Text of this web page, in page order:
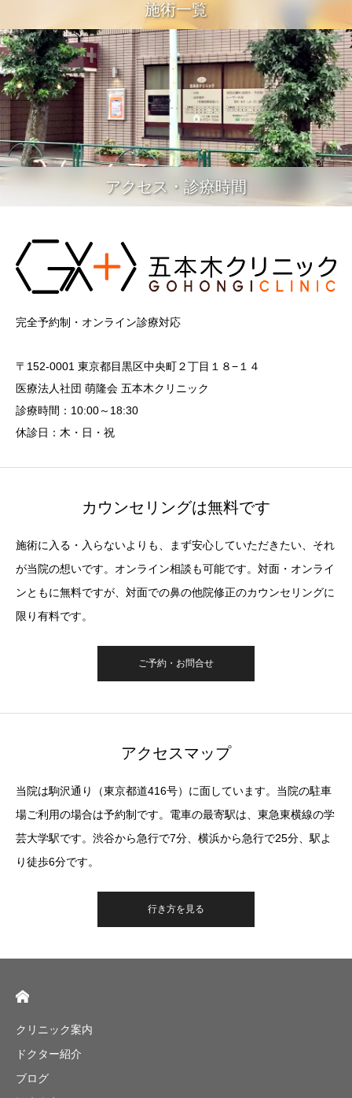
施術一覧
アクセス・診療時間
完全予約制・オンライン診療対応
〒152-0001 東京都目黒区中央町２丁目１８−１４
医療法人社団 萌隆会 五本木クリニック
診療時間：10:00～18:30
休診日：木・日・祝
カウンセリングは無料です
施術に入る・入らないよりも、まず安心していただきたい、それ
が当院の想いです。オンライン相談も可能です。対面・オンライ
ンともに無料ですが、対面での鼻の他院修正のカウンセリングに
限り有料です。
ご予約・お問合せ
アクセスマップ
当院は駒沢通り（東京都道416号）に面しています。当院の駐車
場ご利用の場合は予約制です。電車の最寄駅は、東急東横線の学
芸大学駅です。渋谷から急行で7分、横浜から急行で25分、駅よ
り徒歩6分です。
行き方を見る
クリニック案内
ドクター紹介
ブログ